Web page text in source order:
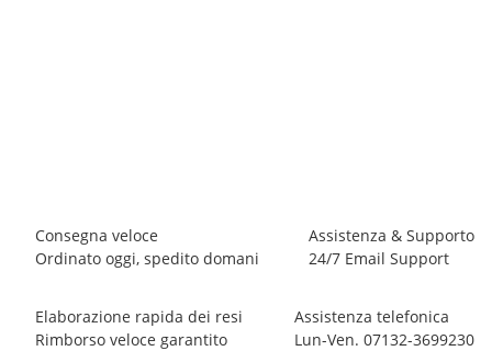
Consegna veloce
Ordinato oggi, spedito domani
Assistenza & Supporto
24/7 Email Support
Elaborazione rapida dei resi
Rimborso veloce garantito
Assistenza telefonica
Lun-Ven. 07132-3699230